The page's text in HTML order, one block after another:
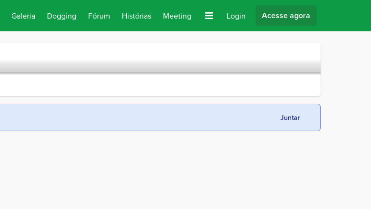
Galeria Dogging Fórum Histórias Meeting Login Acesse agora
Juntar